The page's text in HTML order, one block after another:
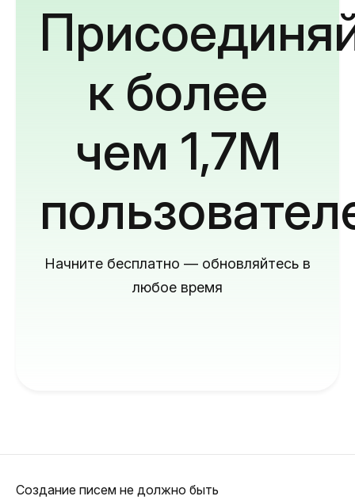
к более
чем 1,7M
Начните бесплатно — обновляйтесь в
любое время
Создание писем не должно быть